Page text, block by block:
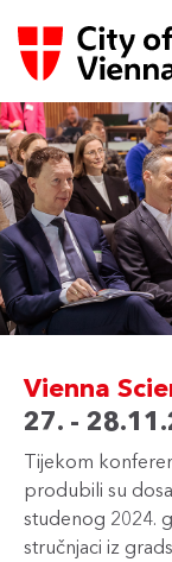
Vienna
27. -
Tijekom
produbili su
studenog 2024.
stručnjaci iz